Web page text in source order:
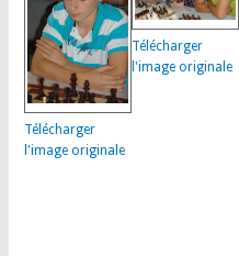
Télécharger
l'image originale
Télécharger
l'image originale